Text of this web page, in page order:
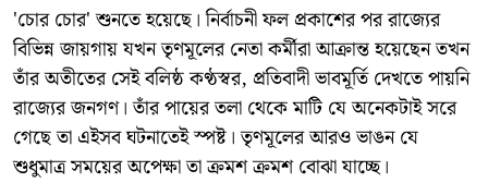
'চোর চোর' শুনতে হয়েছে। নির্বাচনী ফল প্রকাশের পর রাজ্যের
বিভিন্ন জায়গায় যখন তৃণমূলের নেতা কর্মীরা আক্রান্ত হয়েছেন তখন
তাঁর অতীতের সেই বলিষ্ঠ কণ্ঠস্বর, প্রতিবাদী ভাবমূর্তি দেখতে পায়নি
রাজ্যের জনগণ। তাঁর পায়ের তলা থেকে মাটি যে অনেকটাই সরে
গেছে তা এইসব ঘটনাতেই স্পষ্ট। তৃণমূলের আরও ভাঙন যে
শুধুমাত্র সময়ের অপেক্ষা তা ক্রমশ ক্রমশ বোঝা যাচ্ছে।